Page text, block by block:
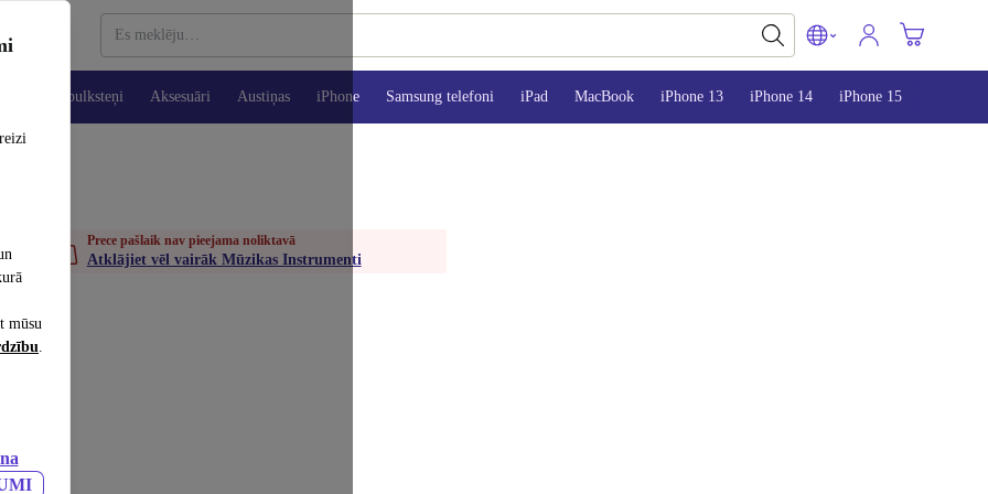
mūsu
.
Viedpulksteņi Aksesuāri Austiņas iPhone Samsung telefoni iPad MacBook iPhone 13 iPhone 14 iPhone 15
Prece pašlaik nav pieejama noliktavā
Atklājiet vēl vairāk Mūzikas Instrumenti